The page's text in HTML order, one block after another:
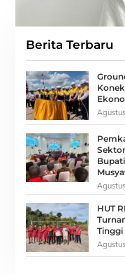
Berita Terbaru
HUT